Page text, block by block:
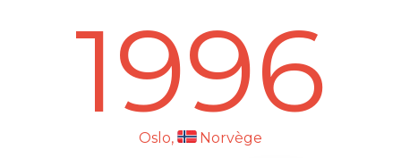
1996
Oslo, Norvège